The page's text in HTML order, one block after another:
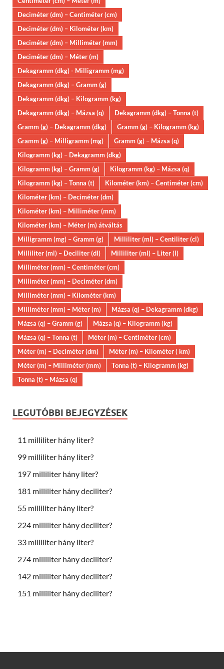
Deciméter (dm) – Centiméter (cm)
Deciméter (dm) – Kilométer (km)
Deciméter (dm) – Milliméter (mm)
Deciméter (dm) – Méter (m)
Dekagramm (dkg) - Milligramm (mg)
Dekagramm (dkg) – Gramm (g)
Dekagramm (dkg) – Kilogramm (kg)
Dekagramm (dkg) – Mázsa (q)
Dekagramm (dkg) – Tonna (t)
Gramm (g) – Dekagramm (dkg)
Gramm (g) – Kilogramm (kg)
Gramm (g) – Milligramm (mg)
Gramm (g) – Mázsa (q)
Kilogramm (kg) – Dekagramm (dkg)
Kilogramm (kg) – Gramm (g)
Kilogramm (kg) – Mázsa (q)
Kilogramm (kg) – Tonna (t)
Kilométer (km) – Centiméter (cm)
Kilométer (km) – Deciméter (dm)
Kilométer (km) – Milliméter (mm)
Kilométer (km) – Méter (m) átváltás
Milligramm (mg) – Gramm (g)
Milliliter (ml) – Centiliter (cl)
Milliliter (ml) – Deciliter (dl)
Milliliter (ml) – Liter (l)
Milliméter (mm) – Centiméter (cm)
Milliméter (mm) – Deciméter (dm)
Milliméter (mm) – Kilométer (km)
Milliméter (mm) – Méter (m)
Mázsa (q) – Dekagramm (dkg)
Mázsa (q) – Gramm (g)
Mázsa (q) – Kilogramm (kg)
Mázsa (q) – Tonna (t)
Méter (m) – Centiméter (cm)
Méter (m) – Deciméter (dm)
Méter (m) – Kilométer ( km)
Méter (m) – Milliméter (mm)
Tonna (t) – Kilogramm (kg)
Tonna (t) – Mázsa (q)
LEGUTÓBBI BEJEGYZÉSEK
11 milliliter hány liter?
99 milliliter hány liter?
197 milliliter hány liter?
181 milliliter hány deciliter?
55 milliliter hány liter?
224 milliliter hány deciliter?
33 milliliter hány liter?
274 milliliter hány deciliter?
142 milliliter hány deciliter?
151 milliliter hány deciliter?